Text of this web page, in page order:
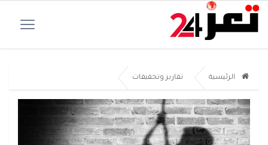
الرئيسية تقارير وتحقيقات